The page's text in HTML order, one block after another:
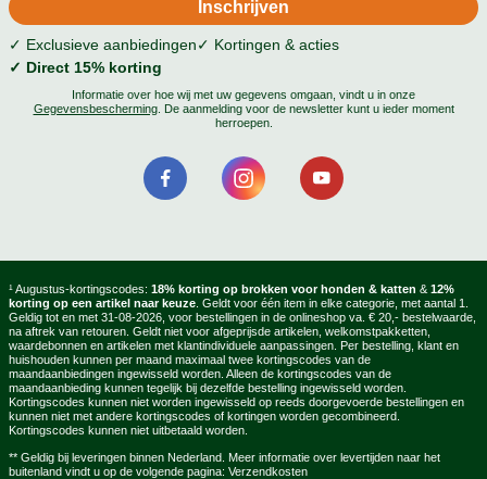
✓ Exclusieve aanbiedingen✓ Kortingen & acties
✓ Direct 15% korting
Informatie over hoe wij met uw gegevens omgaan, vindt u in onze
Gegevensbescherming. De aanmelding voor de newsletter kunt u ieder moment
herroepen.
¹ Augustus-kortingscodes: 18% korting op brokken voor honden & katten & 12%
korting op een artikel naar keuze . Geldt voor één item in elke categorie, met aantal 1.
Geldig tot en met 31-08-2026, voor bestellingen in de onlineshop va. € 20,- bestelwaarde,
na aftrek van retouren. Geldt niet voor afgeprijsde artikelen, welkomstpakketten,
waardebonnen en artikelen met klantindividuele aanpassingen. Per bestelling, klant en
huishouden kunnen per maand maximaal twee kortingscodes van de
maandaanbiedingen ingewisseld worden. Alleen de kortingscodes van de
maandaanbieding kunnen tegelijk bij dezelfde bestelling ingewisseld worden.
Kortingscodes kunnen niet worden ingewisseld op reeds doorgevoerde bestellingen en
kunnen niet met andere kortingscodes of kortingen worden gecombineerd.
Kortingscodes kunnen niet uitbetaald worden.
** Geldig bij leveringen binnen Nederland. Meer informatie over levertijden naar het
buitenland vindt u op de volgende pagina: Verzendkosten